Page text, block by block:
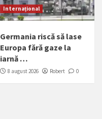
Internațional
Germania riscă să lase
Europa fără gaze la
iarnă …
8 august 2026 Robert 0